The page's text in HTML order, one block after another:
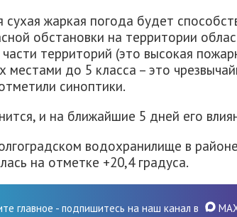
сухая жаркая погода будет
обстановки на территории
территорий (это высокая
местами до 5 класса – это
синоптики.
и на ближайшие 5 дней его
водохранилище в
на отметке +20,4 градуса.
главное - подпишитесь на наш канал в